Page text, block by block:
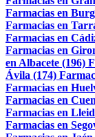
Farmacias en
Farmacias en
Farmacias en
Farmacias en
en Albacete (196)
Ávila (174)
Farmacias en
Farmacias en
Farmacias en
Farmacias en